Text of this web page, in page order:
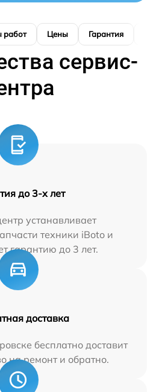
работ Цены Гарантия
сервис-
до 3-х лет
устанавливает
техники iBoto и
гарантию до 3 лет.
доставка
бесплатно доставит
на ремонт и обратно.